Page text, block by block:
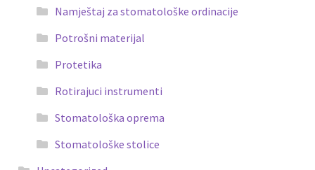
Namještaj za stomatološke ordinacije
Potrošni materijal
Protetika
Rotirajuci instrumenti
Stomatološka oprema
Stomatološke stolice